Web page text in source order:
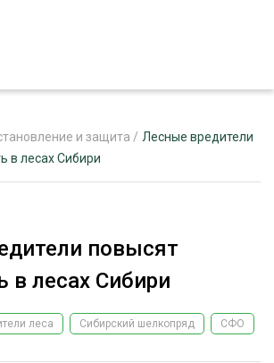
РЕКЛАМОДАТЕЛЯМ
и защита / Лесные вредители
в лесах Сибири
повысят
в лесах Сибири
леса Сибирский шелкопряд СФО